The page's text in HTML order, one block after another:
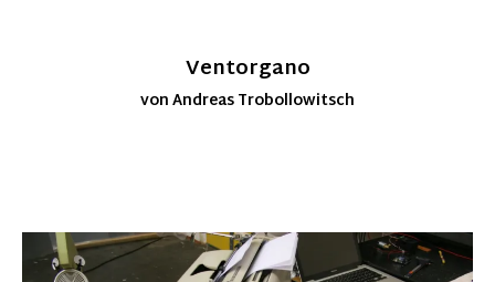
Ventorgano
von Andreas Trobollowitsch